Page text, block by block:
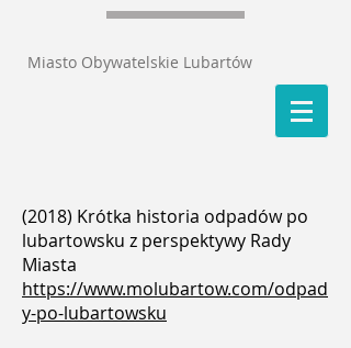
Miasto Obywatelskie Lubartów
(2018) Krótka historia odpadów po
lubartowsku z perspektywy Rady
Miasta
https://www.molubartow.com/odpad
y-po-lubartowsku